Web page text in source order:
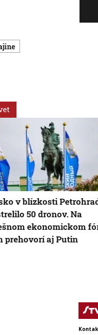
v blízkosti
50 dronov. Na
ekonomickom
prehovorí aj Putin